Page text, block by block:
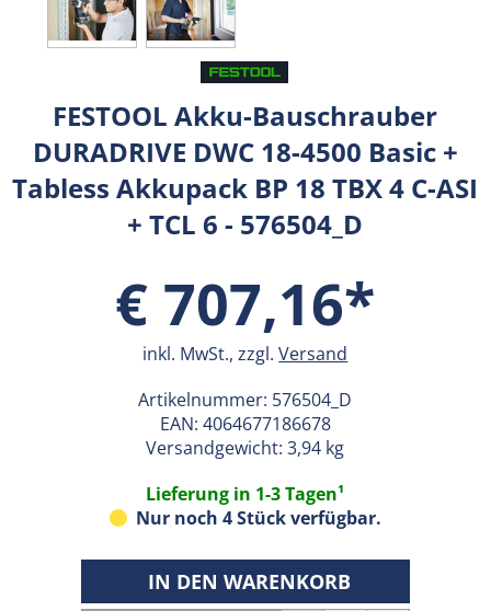
FESTOOL Akku-Bauschrauber
DURADRIVE DWC 18-4500 Basic +
Tabless Akkupack BP 18 TBX 4 C-ASI
+ TCL 6 - 576504_D
€ 707,16*
inkl. MwSt., zzgl.Versand
Artikelnummer: 576504_D
EAN: 4064677186678
Versandgewicht: 3,94 kg
Lieferung in 1-3 Tagen¹
Nur noch 4 Stück verfügbar.
IN DEN WARENKORB